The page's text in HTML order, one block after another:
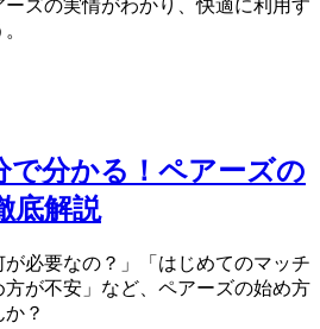
ズの実情がわかり、快適に利用す
で分かる！ペアーズの
底解説
が必要なの？」「はじめてのマッチ
が不安」など、ペアーズの始め方
？